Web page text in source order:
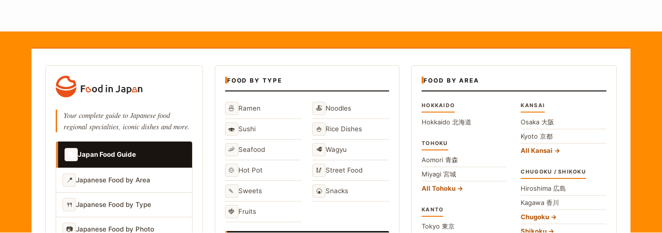
Your complete guide to Japanese food
regional specialties, iconic dishes and more.
Japan Food Guide
📍 Japanese Food by Area
🍴 Japanese Food by Type
📷 Japanese Food by Photo
FOOD BY TYPE
🍜 Ramen 🍝 Noodles
🍣 Sushi 🍚 Rice Dishes
🦐 Seafood 🥩 Wagyu
🍲 Hot Pot 🥢 Street Food
🍡 Sweets 🍘 Snacks
🍓 Fruits
FOOD BY AREA
HOKKAIDO
Hokkaido 北海道
TOHOKU
Aomori 青森
Miyagi 宮城
All Tohoku
KANTO
Tokyo 東京
KANSAI
Osaka 大阪
Kyoto京都
All Kansai
CHUGOKU / SHIKOKU
Hiroshima 広島
Kagawa香川
Chugoku
Shikoku